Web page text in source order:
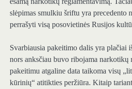
slėpimas smulkiu šriftu yra precedento
perrašyti visą posovietinės Rusijos
Svarbiausia pakeitimo dalis yra plačiai
nors anksčiau buvo ribojama narkotikų
pakeitimu atgaline data taikoma visų
kūrinių“ atitikties peržiūra. Kitaip